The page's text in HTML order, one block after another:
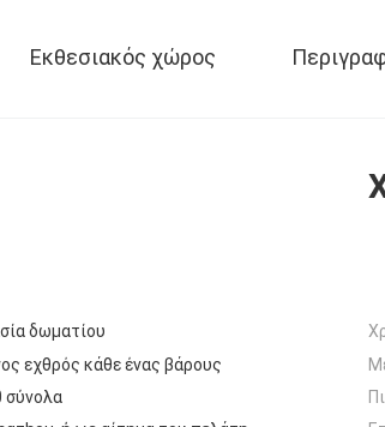
Εκθεσιακός χώρος
δωματίου
εχθρός κάθε ένας βάρους
σύνολα